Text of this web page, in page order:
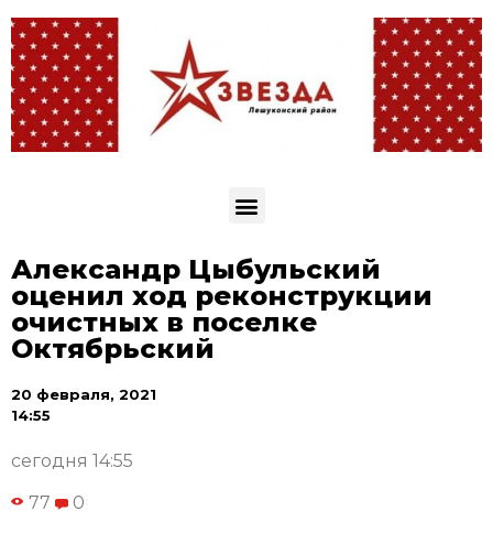
Александр Цыбульский
оценил ход реконструкции
очистных в поселке
Октябрьский
20 февраля, 2021
14:55
сегодня 14:55
77 0